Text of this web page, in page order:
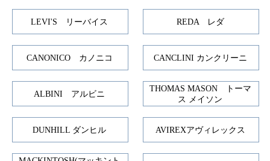
LEVI'S リーバイス REDA レダ
CANONICO カノニコ CANCLINI カンクリーニ
ALBINI アルビニ
THOMAS MASON トーマ
ス メイソン
DUNHILL ダンヒル AVIREXアヴィレックス